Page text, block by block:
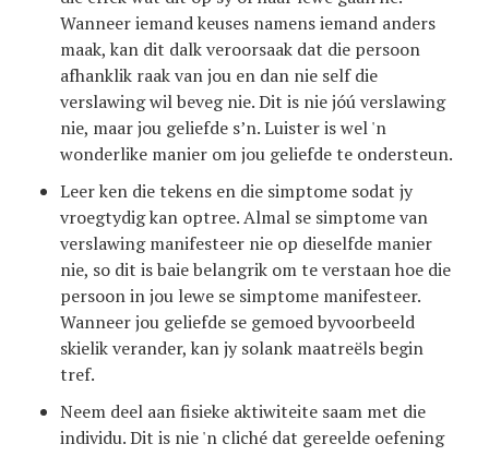
Wanneer iemand keuses namens iemand anders
maak, kan dit dalk veroorsaak dat die persoon
afhanklik raak van jou en dan nie self die
verslawing wil beveg nie. Dit is nie jóú verslawing
nie, maar jou geliefde s’n. Luister is wel 'n
wonderlike manier om jou geliefde te ondersteun.
Leer ken die tekens en die simptome sodat jy
vroegtydig kan optree. Almal se simptome van
verslawing manifesteer nie op dieselfde manier
nie, so dit is baie belangrik om te verstaan hoe die
persoon in jou lewe se simptome manifesteer.
Wanneer jou geliefde se gemoed byvoorbeeld
skielik verander, kan jy solank maatreëls begin
tref.
Neem deel aan fisieke aktiwiteite saam met die
individu. Dit is nie 'n cliché dat gereelde oefening